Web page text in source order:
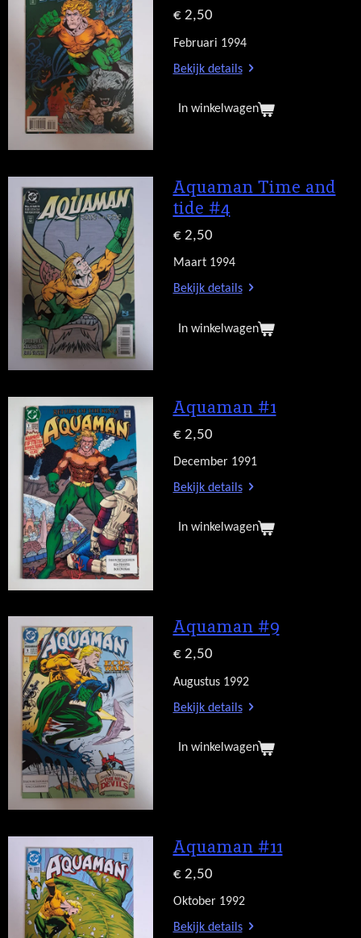
€ 2,50
Februari 1994
Bekijk details
In winkelwagen
Aquaman Time and
tide #4
€ 2,50
Maart 1994
Bekijk details
In winkelwagen
Aquaman #1
€ 2,50
December 1991
Bekijk details
In winkelwagen
Aquaman #9
€ 2,50
Augustus 1992
Bekijk details
In winkelwagen
Aquaman #11
€ 2,50
Oktober 1992
Bekijk details